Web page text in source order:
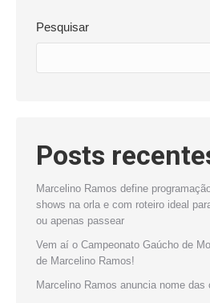
Pesquisar
Posts
Marcelino Ramos define
shows na orla e com roteiro ideal
ou apenas passear
Vem aí o Campeonato Gaúcho de
de Marcelino Ramos!
Marcelino Ramos anuncia nome das